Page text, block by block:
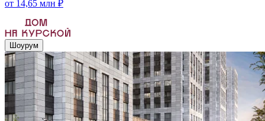
от 14,65 млн ₽
Шоурум